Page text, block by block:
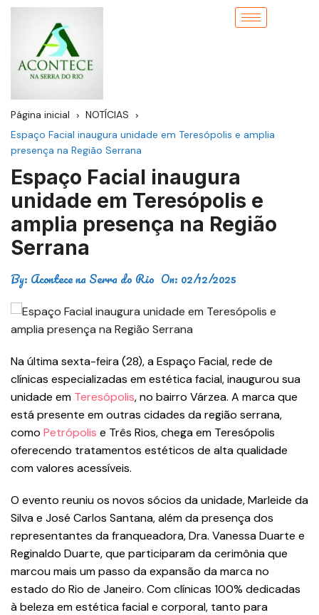
Página inicial
NOTÍCIAS
Espaço Facial inaugura unidade em Teresópolis e amplia
presença na Região Serrana
Espaço Facial inaugura
unidade em Teresópolis e
amplia presença na Região
Serrana
By: Acontece na Serra do Rio On: 02/12/2025
Na última sexta-feira (28), a Espaço Facial, rede de
clínicas especializadas em estética facial, inaugurou sua
unidade em Teresópolis, no bairro Várzea. A marca que
está presente em outras cidades da região serrana,
como Petrópolis e Três Rios, chega em Teresópolis
oferecendo tratamentos estéticos de alta qualidade
com valores acessíveis.
O evento reuniu os novos sócios da unidade, Marleide da
Silva e José Carlos Santana, além da presença dos
representantes da franqueadora, Dra. Vanessa Duarte e
Reginaldo Duarte, que participaram da cerimônia que
marcou mais um passo da expansão da marca no
estado do Rio de Janeiro. Com clínicas 100% dedicadas
à beleza em estética facial e corporal, tanto para